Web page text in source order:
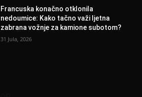
Francuska konačno otklonila
nedoumice: Kako tačno važi ljetna
zabrana vožnje za kamione subotom?
31 Jula, 2026